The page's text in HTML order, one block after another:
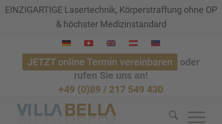
EINZIGARTIGE Lasertechnik, Körperstraffung ohne OP
& höchster Medizinstandard
JETZT online Termin vereinbaren
oder
rufen Sie uns an!
+49 (0)89 / 217 549 430